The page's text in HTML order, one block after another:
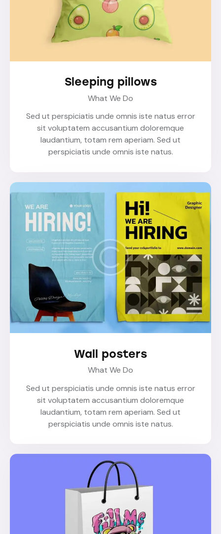
Sleeping pillows
What We Do
Sed ut perspiciatis unde omnis iste natus error
sit voluptatem accusantium doloremque
laudantium, totam rem aperiam. Sed ut
perspiciatis unde omnis iste natus.
Wall posters
What We Do
Sed ut perspiciatis unde omnis iste natus error
sit voluptatem accusantium doloremque
laudantium, totam rem aperiam. Sed ut
perspiciatis unde omnis iste natus.